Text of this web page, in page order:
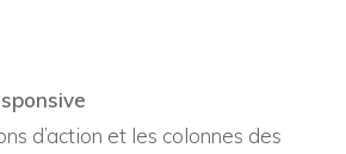
d’action et les colonnes des